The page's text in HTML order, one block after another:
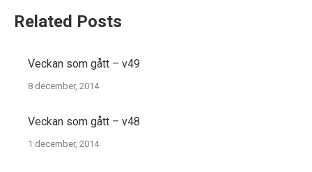
Related Posts
Veckan som gått – v49
8 december, 2014
Veckan som gått – v48
1 december, 2014